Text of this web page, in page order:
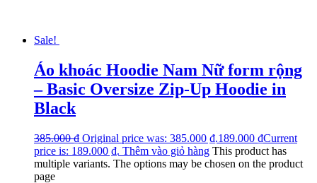
Sale!
Áo khoác Hoodie Nam Nữ form rộng
– Basic Oversize Zip-Up Hoodie in
Black
385.000₫ Original price was: 385.000 ₫.189.000 ₫Current
price is: 189.000 ₫. Thêm vào giỏ hàng This product has
multiple variants. The options may be chosen on the product
page